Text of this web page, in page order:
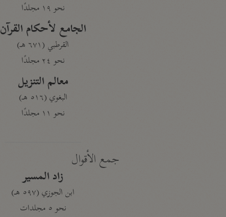
نحو ١٩ مجلدًا
الجامع لأحكام القرآن
القرطبي (٦٧١ هـ)
نحو ٢٤ مجلدًا
معالم التنزيل
البغوي (٥١٦ هـ)
نحو ١١ مجلدًا
جمع الأقوال
زاد المسير
ابن الجوزي (٥٩٧ هـ)
نحو ٥ مجلدات